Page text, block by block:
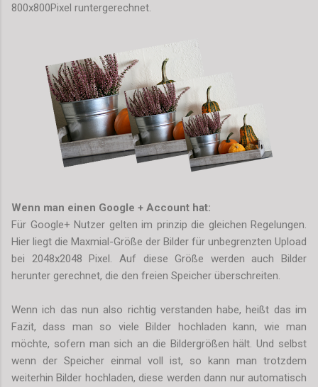
800x800Pixel runtergerechnet.
Wenn man einen Google + Account hat:
Für Google+ Nutzer gelten im prinzip die gleichen Regelungen.
Hier liegt die Maxmial-Größe der Bilder für unbegrenzten Upload
bei 2048x2048 Pixel. Auf diese Größe werden auch Bilder
herunter gerechnet, die den freien Speicher überschreiten.
Wenn ich das nun also richtig verstanden habe, heißt das im
Fazit, dass man so viele Bilder hochladen kann, wie man
möchte, sofern man sich an die Bildergrößen hält. Und selbst
wenn der Speicher einmal voll ist, so kann man trotzdem
weiterhin Bilder hochladen, diese werden dann nur automatisch